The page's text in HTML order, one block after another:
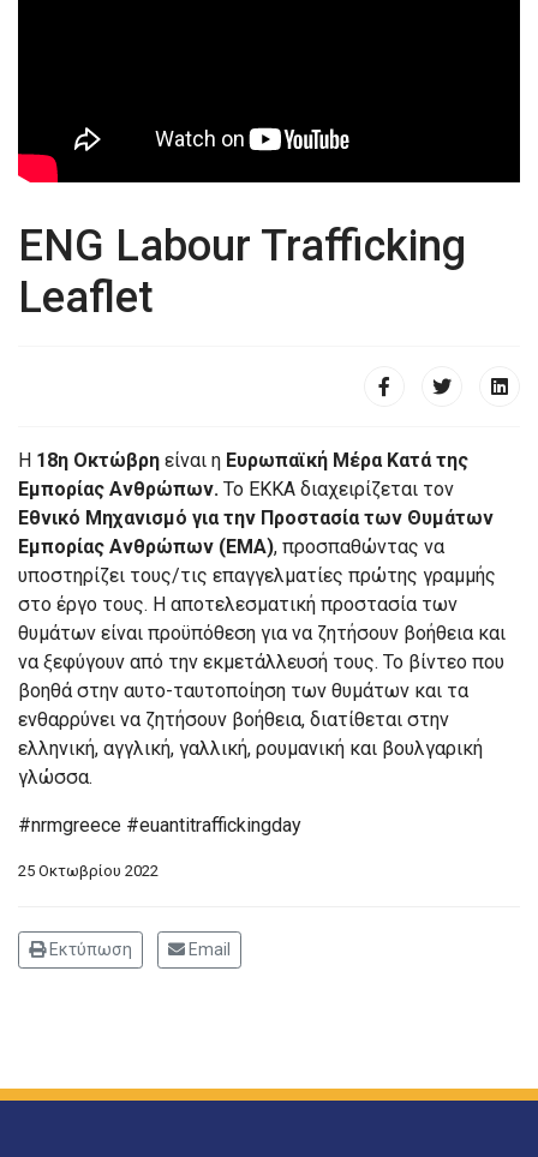
ENG Labour Trafficking
Leaflet
Η 18η Οκτώβρη είναι η Ευρωπαϊκή Μέρα Κατά της
Εμπορίας Ανθρώπων. Το ΕΚΚΑ διαχειρίζεται τον
Εθνικό Μηχανισμό για την Προστασία των Θυμάτων
Εμπορίας Ανθρώπων (ΕΜΑ), προσπαθώντας να
υποστηρίζει τους/τις επαγγελματίες πρώτης γραμμής
στο έργο τους. Η αποτελεσματική προστασία των
θυμάτων είναι προϋπόθεση για να ζητήσουν βοήθεια και
να ξεφύγουν από την εκμετάλλευσή τους. Το βίντεο που
βοηθά στην αυτο-ταυτοποίηση των θυμάτων και τα
ενθαρρύνει να ζητήσουν βοήθεια, διατίθεται στην
ελληνική, αγγλική, γαλλική, ρουμανική και βουλγαρική
γλώσσα.
#nrmgreece #euantitraffickingday
25 Οκτωβρίου 2022
Εκτύπωση Email